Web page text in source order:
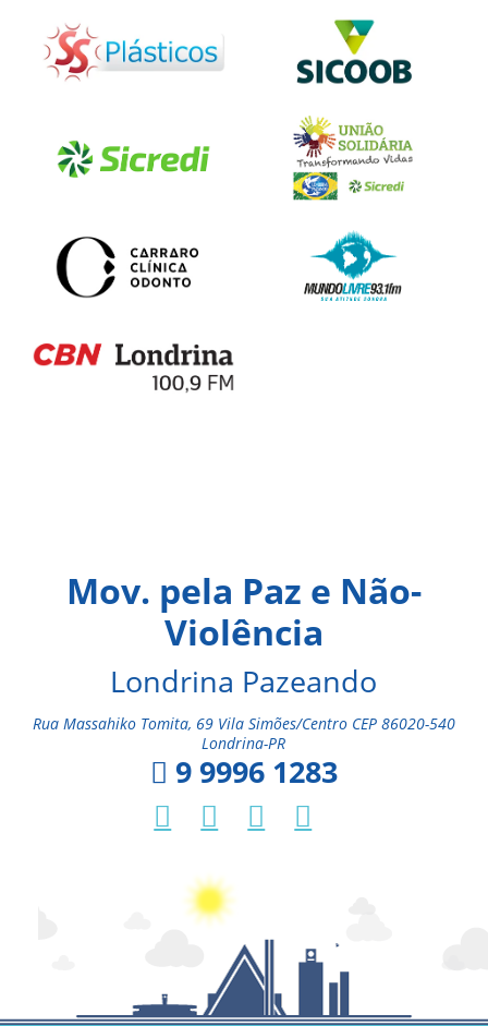
Mov. pela Paz e Não-
Violência
Londrina Pazeando
Rua Massahiko Tomita, 69 Vila Simões/Centro CEP 86020-540
Londrina-PR
9 9996 1283